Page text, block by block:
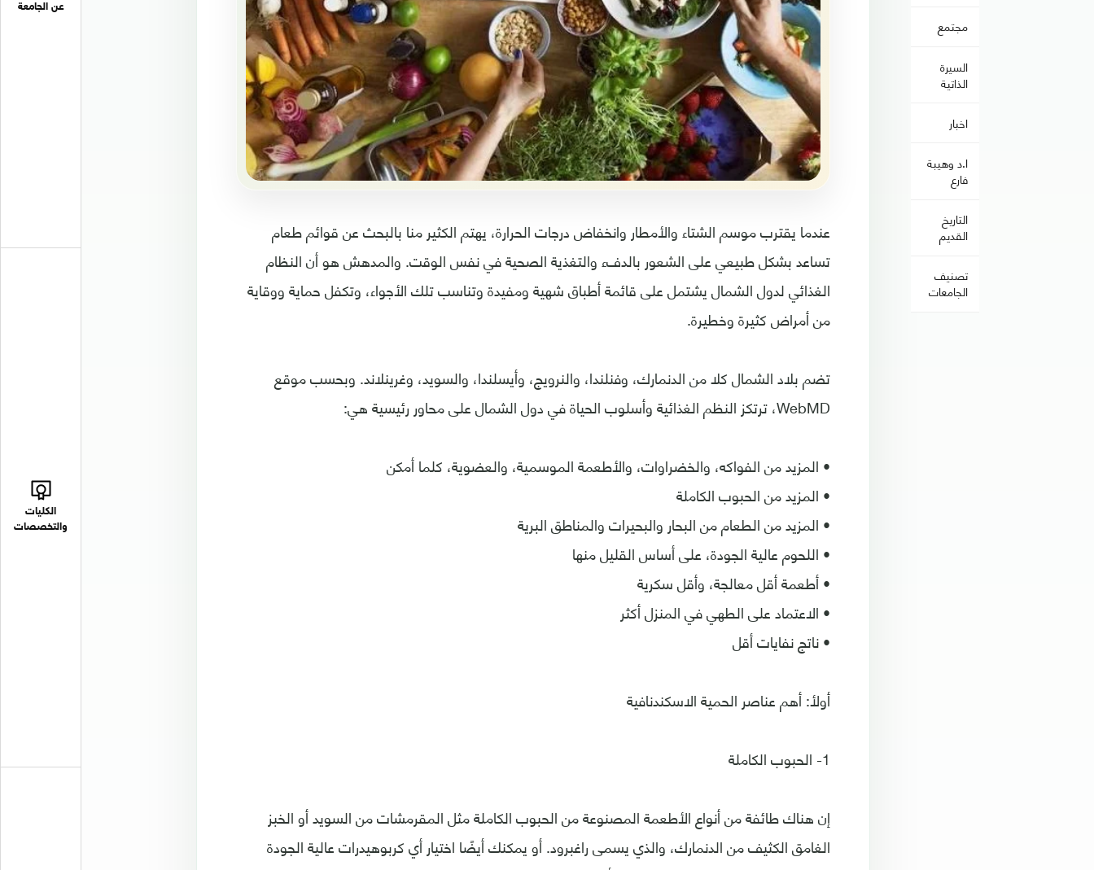
عن الجامعة
الكليات
والتخصصات
مجتمع
السيرة
الذاتية
اخبار
ا.د وهيبة
فارع
التاريخ
القديم
تصنيف
الجامعات
عندما يقترب موسم الشتاء والأمطار وانخفاض درجات الحرارة، يهتم الكثير منا بالبحث عن قوائم طعام
تساعد بشكل طبيعي على الشعور بالدفء والتغذية الصحية في نفس الوقت. والمدهش هو أن النظام
الغذائي لدول الشمال يشتمل على قائمة أطباق شهية ومفيدة وتناسب تلك الأجواء، وتكفل حماية ووقاية
من أمراض كثيرة وخطيرة.
تضم بلاد الشمال كلا من الدنمارك، وفنلندا، والنرويج، وأيسلندا، والسويد، وغرينلاند. وبحسب موقع
WebMD، ترتكز النظم الغذائية وأسلوب الحياة في دول الشمال على محاور رئيسية هي:
• المزيد من الفواكه، والخضراوات، والأطعمة الموسمية، والعضوية، كلما أمكن
• المزيد من الحبوب الكاملة
• المزيد من الطعام من البحار والبحيرات والمناطق البرية
• اللحوم عالية الجودة، على أساس القليل منها
• أطعمة أقل معالجة، وأقل سكرية
• الاعتماد على الطهي في المنزل أكثر
• ناتج نفايات أقل
أولأ: أهم عناصر الحمية الاسكندنافية
1- الحبوب الكاملة
إن هناك طائفة من أنواع الأطعمة المصنوعة من الحبوب الكاملة مثل المقرمشات من السويد أو الخبز
الغامق الكثيف من الدنمارك، والذي يسمى راغبرود. أو يمكنك أيضًا اختيار أي كربوهيدرات عالية الجودة